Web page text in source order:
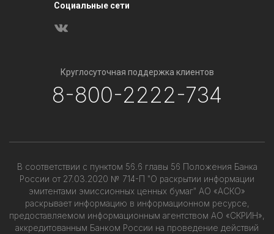
Социальные сети
Круглосуточная поддержка клиентов
8-800-2222-734
В соответствии с пунктом 56.6 главы 56 Положения Банка
России от 27.03.2020 № 714-П "О раскрытии информации
эмитентами эмиссионных ценных бумаг" АО «АСКО»
раскрывает информацию в информационном ресурсе,
предоставляемом информационным агентством АО «СКРИН»,
аккредитованным Банком России на проведение действий